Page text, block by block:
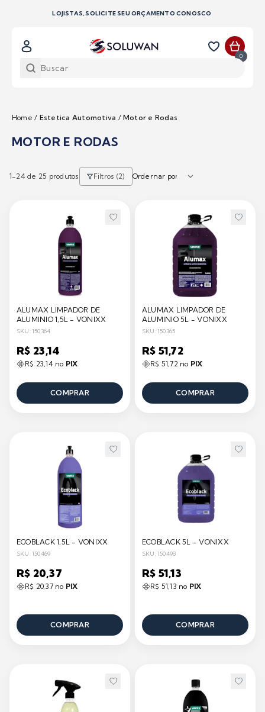
LOJISTAS, SOLICITE SEU ORÇAMENTO CONOSCO
0
Home / Estetica Automotiva / Motor e Rodas
MOTOR E RODAS
1-24 de 25 produtos Filtros (2)
ALUMAX LIMPADOR DE
ALUMINIO 1,5L - VONIXX
SKU: 150364
R$ 23,14
R$ 23,14 no PIX
COMPRAR
ALUMAX LIMPADOR DE
ALUMINIO 5L - VONIXX
SKU: 150365
R$ 51,72
R$ 51,72 no PIX
COMPRAR
ECOBLACK 1,5L - VONIXX
SKU: 150469
R$ 20,37
R$ 20,37 no PIX
COMPRAR
ECOBLACK 5L - VONIXX
SKU: 150498
R$ 51,13
R$ 51,13 no PIX
COMPRAR